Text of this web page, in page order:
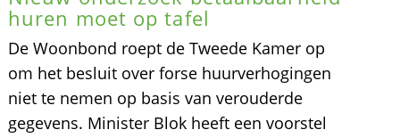
huren moet op tafel
De Woonbond roept de Tweede Kamer op
om het besluit over forse huurverhogingen
niet te nemen op basis van verouderde
gegevens. Minister Blok heeft een voorstel